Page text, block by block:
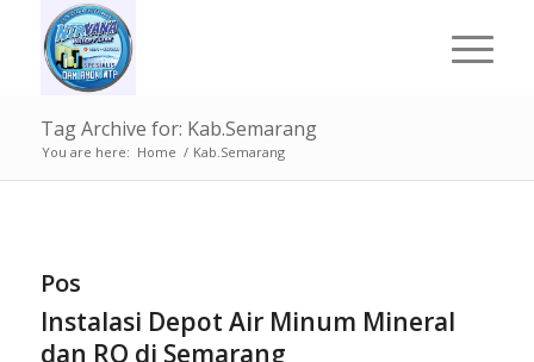
Tag Archive for: Kab.Semarang
You are here: Home / Kab.Semarang
Pos
Instalasi Depot Air Minum Mineral
dan RO di Semarang